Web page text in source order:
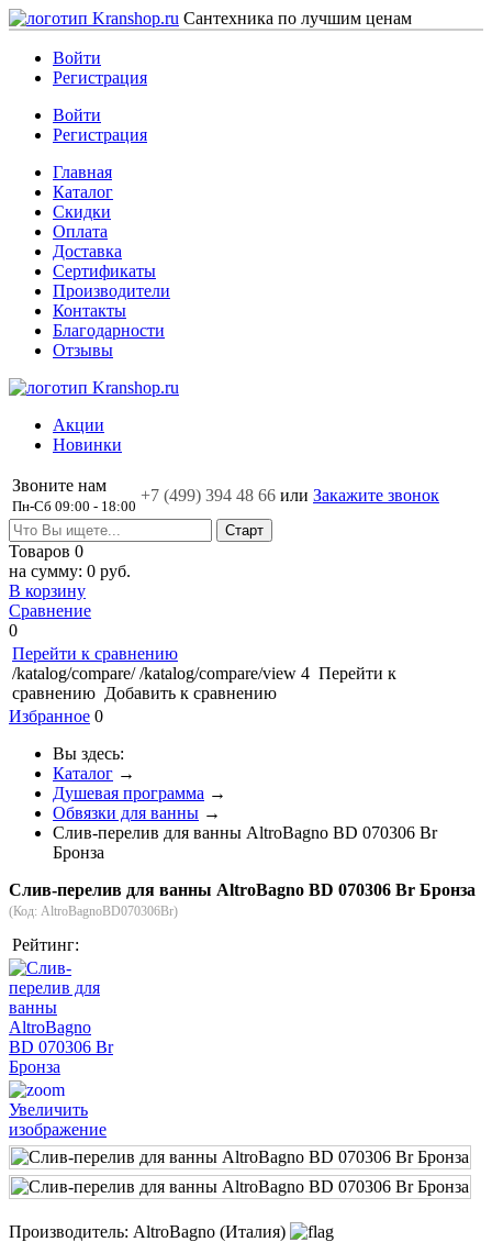
Сантехника по лучшим ценам
Войти
Регистрация
Войти
Регистрация
Главная
Каталог
Скидки
Оплата
Доставка
Сертификаты
Производители
Контакты
Благодарности
Отзывы
Акции
Новинки
Звоните нам
Пн-Сб 09:00 - 18:00
+7 (499) 394 48 66 или Закажите звонок
Товаров 0
на сумму: 0 руб.
В корзину
Сравнение
0
Перейти к сравнению
/katalog/compare/ /katalog/compare/view 4 Перейти к
сравнению Добавить к сравнению
Избранное 0
Вы здесь:
Каталог →
Душевая программа →
Обвязки для ванны →
Слив-перелив для ванны AltroBagno BD 070306 Br
Бронза
Слив-перелив для ванны AltroBagno BD 070306 Br Бронза
(Код: AltroBagnoBD070306Br)
Рейтинг:
Увеличить
изображение
Производитель: AltroBagno (Италия)